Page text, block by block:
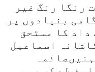
رنگا رنگ غیر
بنیادوں پر
کا مستحق
صائمہ